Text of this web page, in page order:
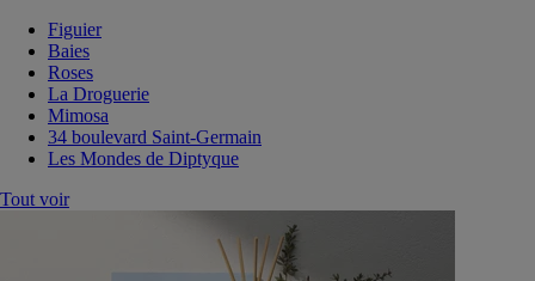
Figuier
Baies
Roses
La Droguerie
Mimosa
34 boulevard Saint-Germain
Les Mondes de Diptyque
Tout voir